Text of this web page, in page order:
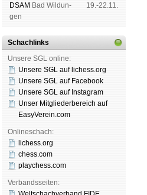
DSAM Bad Wil­dun­
gen
19.-22.11.
Schachlinks
Unsere SGL online:
Unsere SGL auf li­chess.org
Unsere SGL auf Face­book
Unsere SGL auf Insta­gram
Unser Mitgliederbereich auf
EasyVerein.com
Onlineschach:
lichess.org
chess.com
playchess.com
Verbandsseiten: